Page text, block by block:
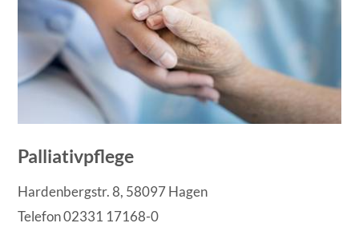
Palliativpflege
Hardenbergstr. 8, 58097 Hagen
Telefon 02331 17168-0